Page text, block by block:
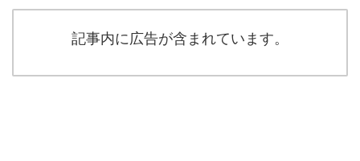
記事内に広告が含まれています。